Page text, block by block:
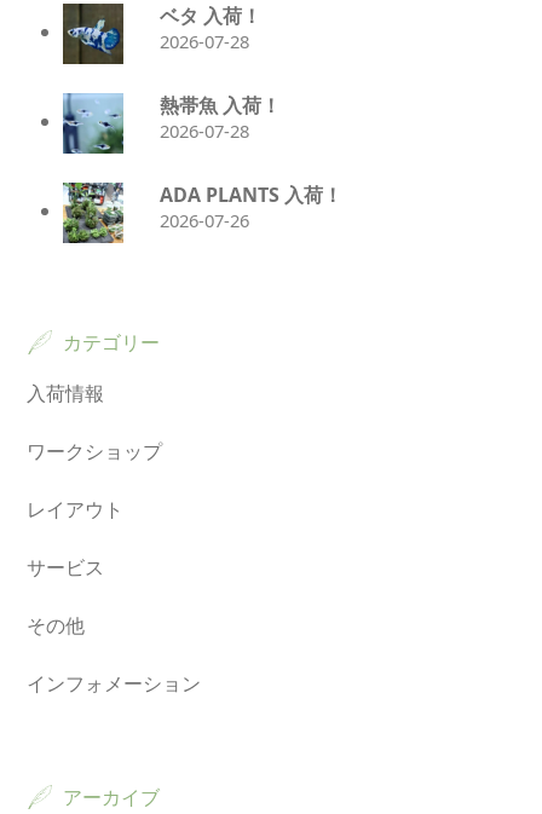
ベタ 入荷！
2026-07-28
熱帯魚 入荷！
2026-07-28
ADA PLANTS 入荷！
2026-07-26
カテゴリー
入荷情報
ワークショップ
レイアウト
サービス
その他
インフォメーション
アーカイブ